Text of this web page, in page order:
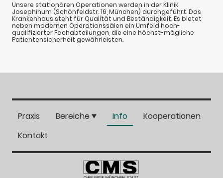
Unsere stationären Operationen werden in der Klinik
Josephinum (Schönfeldstr. 16, München) durchgeführt. Das
Krankenhaus steht für Qualität und Beständigkeit. Es bietet
neben modernen Operationssälen ein Umfeld hoch-
qualifizierter Fachabteilungen, die eine höchst-mögliche
Patientensicherheit gewährleisten.
Praxis Bereiche Info
Kooperationen
Kontakt